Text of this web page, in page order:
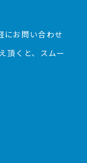
にお問い合わせ
頂くと、スムー